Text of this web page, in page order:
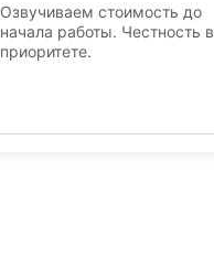
Озвучиваем стоимость до
начала работы. Честность в
приоритете.